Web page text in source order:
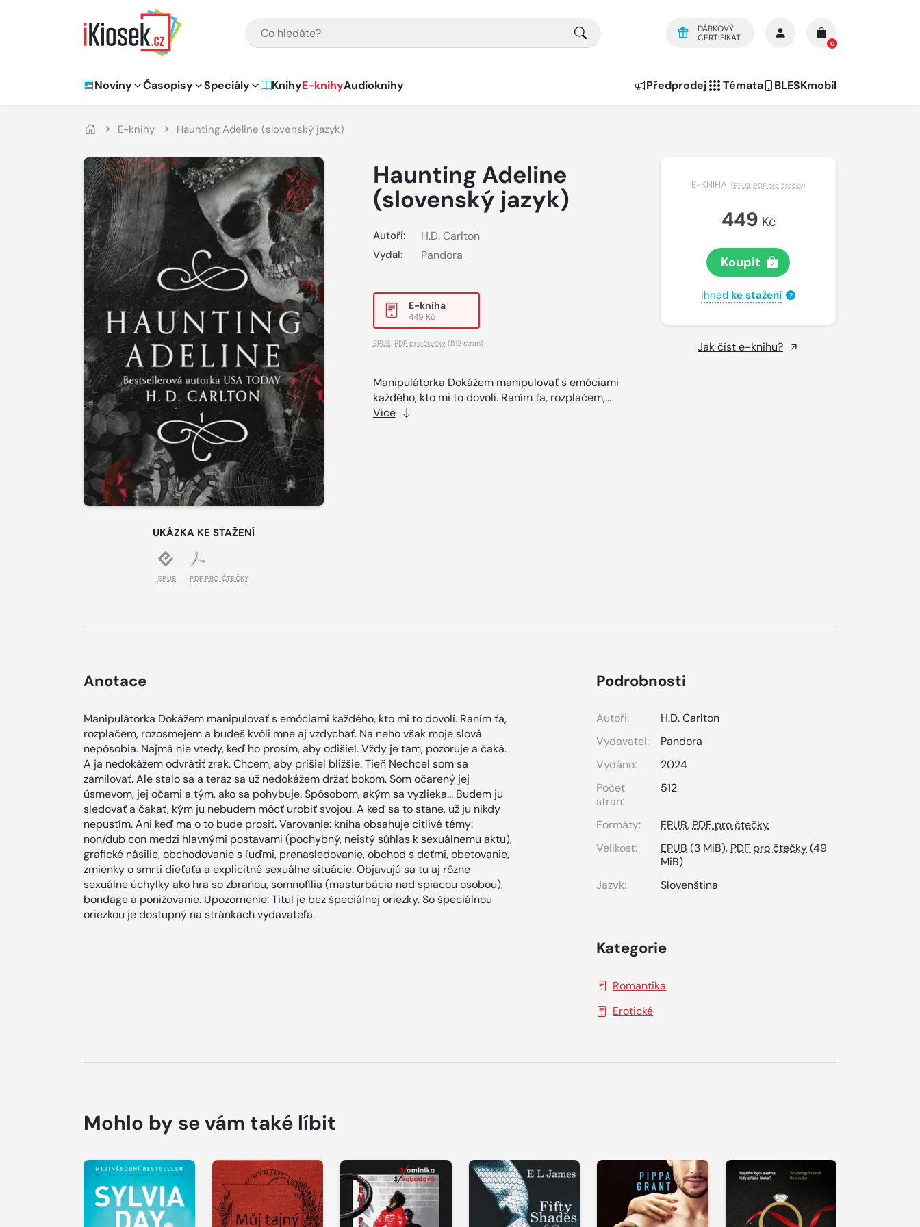
DÁRKOVÝ
CERTIFIKÁT
0
Hlavní navigace
Noviny Časopisy Speciály KnihyE-knihyAudioknihy Předprodej Témata BLESKmobil
E-knihy Haunting Adeline (slovenský jazyk)
UKÁZKA KE STAŽENÍ
EPUB PDF PRO ČTEČKY
Haunting Adeline
(slovenský jazyk)
Autoři: H.D. Carlton
Vydal: Pandora
E-kniha
449 Kč
EPUB PDF pro čtečky(512 stran)
Manipulátorka Dokážem manipulovať s emóciami
každého, kto mi to dovolí. Raním ťa, rozplačem,...
Více
E-KNIHA (EPUB, PDF pro čtečky)
449 Kč
Koupit
Ihned ke stažení ?
Jak číst e-knihu?
Anotace
Manipulátorka Dokážem manipulovať s emóciami každého, kto mi to dovolí. Raním ťa,
rozplačem, rozosmejem a budeš kvôli mne aj vzdychať. Na neho však moje slová
nepôsobia. Najmä nie vtedy, keď ho prosím, aby odišiel. Vždy je tam, pozoruje a čaká.
A ja nedokážem odvrátiť zrak. Chcem, aby prišiel bližšie. Tieň Nechcel som sa
zamilovať. Ale stalo sa a teraz sa už nedokážem držať bokom. Som očarený jej
úsmevom, jej očami a tým, ako sa pohybuje. Spôsobom, akým sa vyzlieka... Budem ju
sledovať a čakať, kým ju nebudem môcť urobiť svojou. A keď sa to stane, už ju nikdy
nepustím. Ani keď ma o to bude prosiť. Varovanie: kniha obsahuje citlivé témy:
non/dub con medzi hlavnými postavami (pochybný, neistý súhlas k sexuálnemu aktu),
grafické násilie, obchodovanie s ľuďmi, prenasledovanie, obchod s deťmi, obetovanie,
zmienky o smrti dieťaťa a explicitné sexuálne situácie. Objavujú sa tu aj rôzne
sexuálne úchylky ako hra so zbraňou, somnofília (masturbácia nad spiacou osobou),
bondage a ponižovanie. Upozornenie: Titul je bez špeciálnej oriezky. So špeciálnou
oriezkou je dostupný na stránkach vydavateľa.
Podrobnosti
Autoři:
H.D. Carlton
Vydavatel:
Pandora
Vydáno:
2024
Počet
stran:
512
Formáty: EPUB,PDF pro čtečky
Velikost:
EPUB (3 MiB),PDF pro čtečky(49
MiB)
Jazyk:
Slovenština
Kategorie
Romantika
Erotické
Mohlo by se vám také líbit